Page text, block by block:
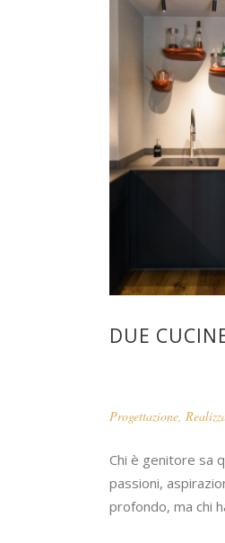
DUE
Progettazione,
Chi è genitore sa
passioni,
profondo, ma chi